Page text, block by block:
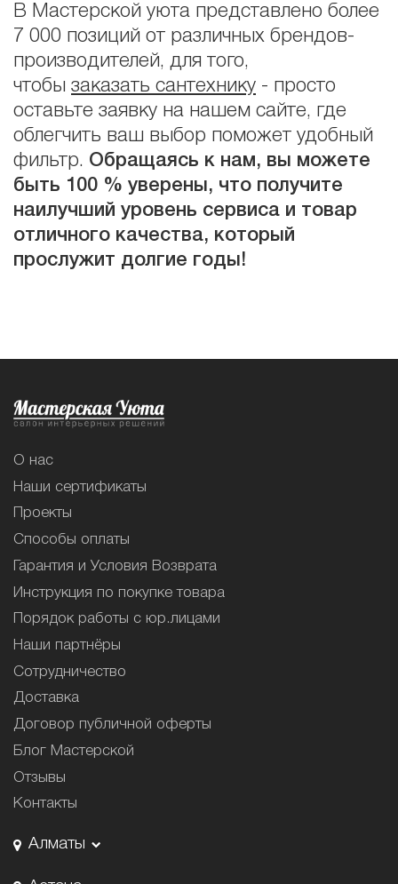
В Мастерской уюта представлено более
7 000 позиций от различных брендов-
производителей, для того,
чтобы заказать сантехнику - просто
оставьте заявку на нашем сайте, где
облегчить ваш выбор поможет удобный
фильтр. Обращаясь к нам, вы можете
быть 100 % уверены, что получите
наилучший уровень сервиса и товар
отличного качества, который
прослужит долгие годы!
О нас
Наши сертификаты
Проекты
Способы оплаты
Гарантия и Условия Возврата
Инструкция по покупке товара
Порядок работы с юр.лицами
Наши партнёры
Сотрудничество
Доставка
Договор публичной оферты
Блог Мастерской
Отзывы
Контакты
Алматы